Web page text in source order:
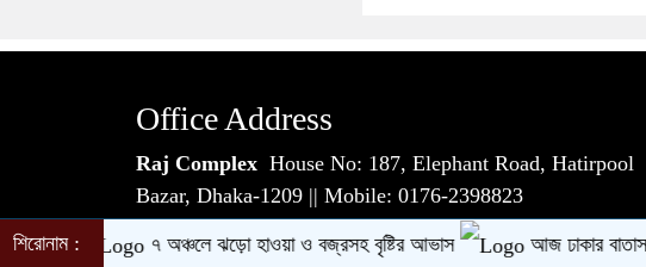
Office Address
Raj Complex House No: 187, Elephant Road, Hatirpool
Bazar, Dhaka-1209 || Mobile: 0176-2398823
© All rights reserved © banlgadeshdiplomat.com
শিরোনাম : ৭ অঞ্চলে ঝড়ো হাওয়া ও বজ্রসহ বৃষ্টির আভাস আজ ঢাকার বাতাস